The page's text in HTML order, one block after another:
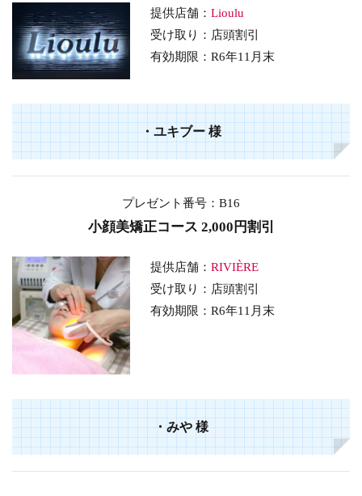
提供店舗：Lioulu
受け取り：店頭割引
有効期限：R6年11月末
・ユキブー様
プレゼント番号：B16
小顔美矯正コース 2,000円割引
提供店舗：RIVIÈRE
受け取り：店頭割引
有効期限：R6年11月末
・みや様